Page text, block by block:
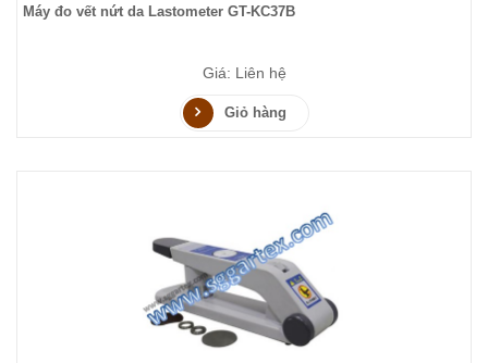
Máy đo vết nứt da Lastometer GT-KC37B
Giá: Liên hệ
Giỏ hàng